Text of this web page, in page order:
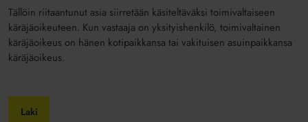
Tällöin riitaantunut asia siirretään käsiteltäväksi toimivaltaiseen
käräjäoikeuteen. Kun vastaaja on yksityishenkilö, toimivaltainen
käräjäoikeus on hänen kotipaikkansa tai vakituisen asuinpaikkansa
käräjäoikeus.
Laki